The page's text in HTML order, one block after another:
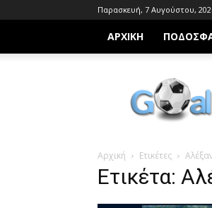
Παρασκευή, 7 Αυγούστου,
ΑΡΧΙΚΗ
Goalpost.gr
Αρχική Ετικέτες
Ετικέτα: